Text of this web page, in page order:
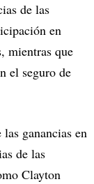
de las
en
mientras que
el seguro de
ganancias en
de las
Clayton